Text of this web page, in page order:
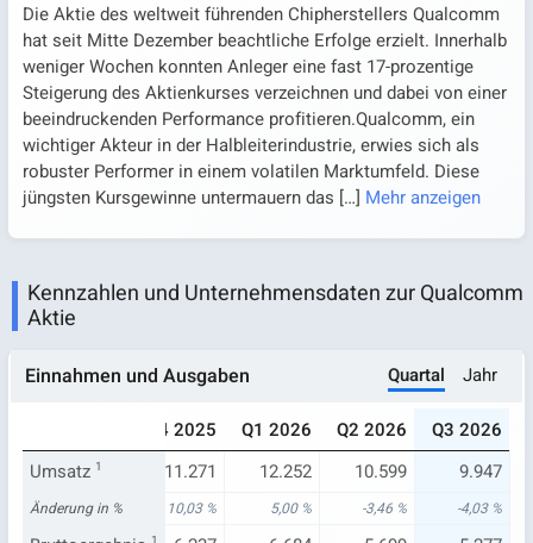
Die Aktie des weltweit führenden Chipherstellers Qualcomm
hat seit Mitte Dezember beachtliche Erfolge erzielt. Innerhalb
weniger Wochen konnten Anleger eine fast 17-prozentige
Steigerung des Aktienkurses verzeichnen und dabei von einer
beeindruckenden Performance profitieren.Qualcomm, ein
wichtiger Akteur in der Halbleiterindustrie, erwies sich als
robuster Performer in einem volatilen Marktumfeld. Diese
jüngsten Kursgewinne untermauern das […] Mehr anzeigen
Kennzahlen und Unternehmensdaten zur Qualcomm
Aktie
Einnahmen und Ausgaben Quartal Jahr
Q4 2025 Q1 2026 Q2 2026
Q3 2026
Umsatz 1
10.365 11.271 12.252 10.599 9.947
Änderung in %
10,35 % 10,03 % 5,00 % -3,46 % -4,03 %